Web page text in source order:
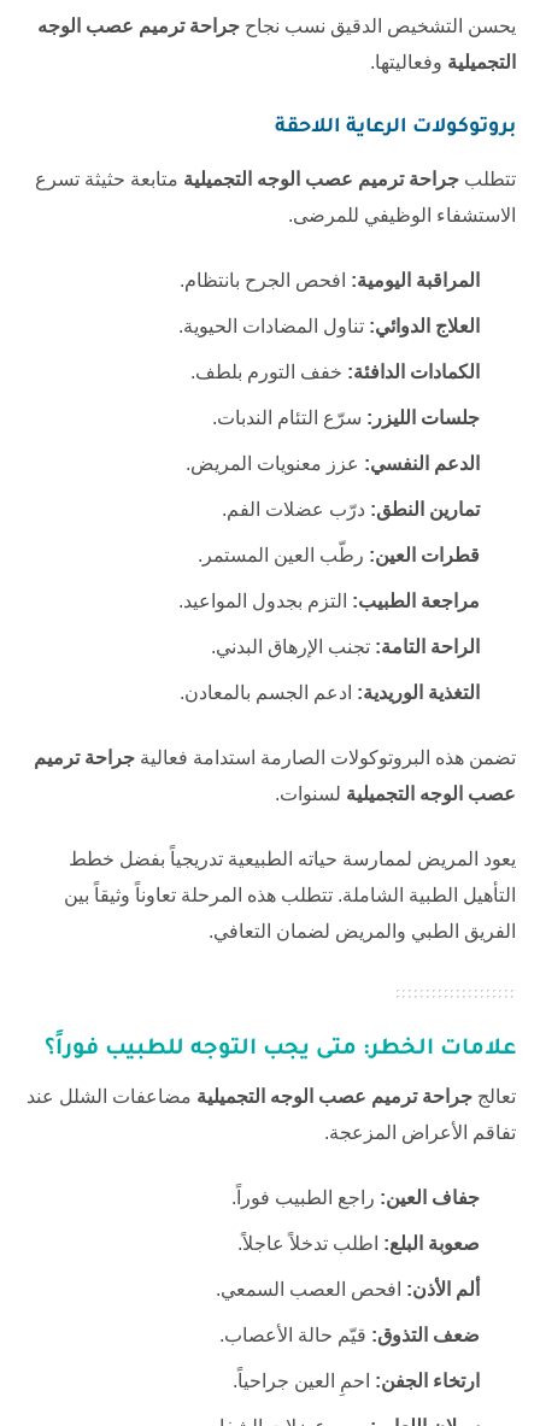
يحسن التشخيص الدقيق نسب نجاح جراحة ترميم عصب الوجه
التجميلية وفعاليتها.
بروتوكولات الرعاية اللاحقة
تتطلب جراحة ترميم عصب الوجه التجميلية متابعة حثيثة تسرع
الاستشفاء الوظيفي للمرضى.
المراقبة اليومية: افحص الجرح بانتظام.
العلاج الدوائي: تناول المضادات الحيوية.
الكمادات الدافئة: خفف التورم بلطف.
جلسات الليزر: سرّع التئام الندبات.
الدعم النفسي: عزز معنويات المريض.
تمارين النطق: درّب عضلات الفم.
قطرات العين: رطّب العين المستمر.
مراجعة الطبيب: التزم بجدول المواعيد.
الراحة التامة: تجنب الإرهاق البدني.
التغذية الوريدية: ادعم الجسم بالمعادن.
تضمن هذه البروتوكولات الصارمة استدامة فعالية جراحة ترميم
عصب الوجه التجميلية لسنوات.
يعود المريض لممارسة حياته الطبيعية تدريجياً بفضل خطط
التأهيل الطبية الشاملة. تتطلب هذه المرحلة تعاوناً وثيقاً بين
الفريق الطبي والمريض لضمان التعافي.
علامات الخطر: متى يجب التوجه للطبيب فوراً؟
تعالج جراحة ترميم عصب الوجه التجميلية مضاعفات الشلل عند
تفاقم الأعراض المزعجة.
جفاف العين: راجع الطبيب فوراً.
صعوبة البلع: اطلب تدخلاً عاجلاً.
ألم الأذن: افحص العصب السمعي.
ضعف التذوق: قيّم حالة الأعصاب.
ارتخاء الجفن: احمِ العين جراحياً.